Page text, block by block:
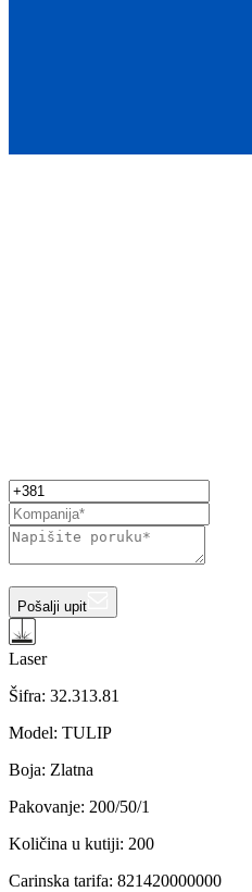
Pošalji upit
Laser
Šifra: 32.313.81
Model: TULIP
Boja: Zlatna
Pakovanje: 200/50/1
Količina u kutiji: 200
Carinska tarifa: 821420000000